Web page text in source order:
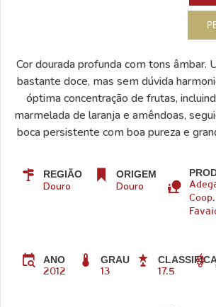
Cor dourada profunda com tons âmbar.
bastante doce, mas sem dúvida
óptima concentração de frutas,
marmelada de laranja e amêndoas,
boca persistente com boa pureza e
REGIÃO
Douro
ORIGEM
Douro
ANO
2012
GRAU
13 17.5